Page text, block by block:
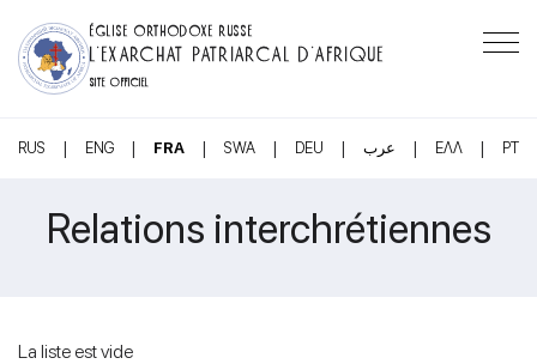
ÉGLISE ORTHODOXE RUSSE
L’EXARCHAT PATRIARCAL D’AFRIQUE
SITE OFFICIEL
RUS | ENG | FRA | SWA | DEU | عرب | ΕΛΛ | PT
Relations interchrétiennes
La liste est vide